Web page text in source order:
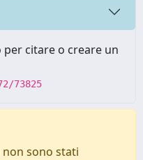
citare o creare un
73825
sono stati